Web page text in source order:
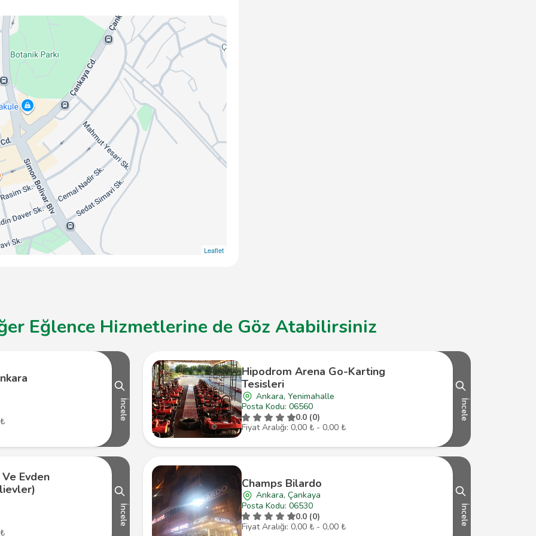
Leaflet
Eğlence Hizmetlerine de Göz Atabilirsiniz
İncele
Hipodrom Arena Go-Karting
Tesisleri
Ankara, Yenimahalle
Posta Kodu: 06560
0.0 (0)
Fiyat Aralığı: 0,00 ₺ - 0,00 ₺
İncele
Evden
İncele
Champs Bilardo
Ankara, Çankaya
Posta Kodu: 06530
0.0 (0)
Fiyat Aralığı: 0,00 ₺ - 0,00 ₺
İncele